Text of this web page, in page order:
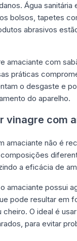
Água sanitária
bolsos, tapetes
abrasivos
amaciante com
práticas
o desgaste e
do aparelho.
vinagre com
amaciante não é
a eficácia de
amaciante possui
pode resultar em
O ideal é
para evitar